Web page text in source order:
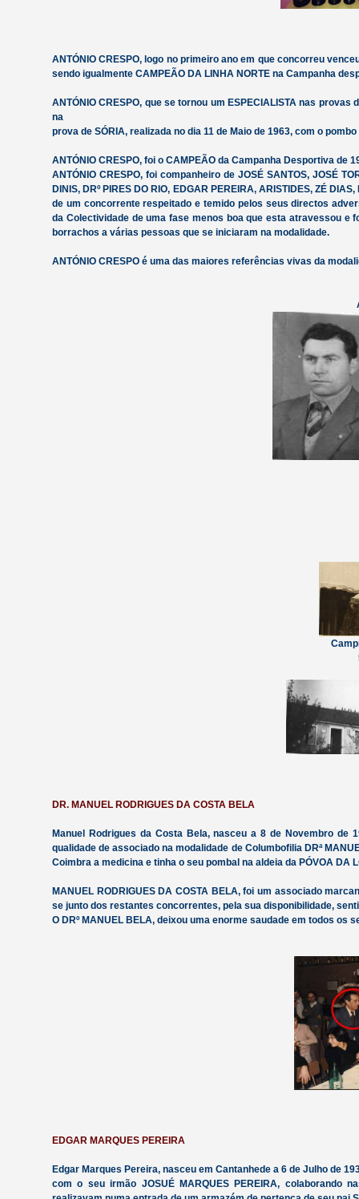
ANTÓNIO CRESPO, logo no primeiro ano em que concorreu
sendo igualmente CAMPEÃO DA LINHA NORTE na Campanha
ANTÓNIO CRESPO, que se tornou um ESPECIALISTA nas
na
prova de SÓRIA, realizada no dia 11 de Maio de 1963, com o
ANTÓNIO CRESPO, foi o CAMPEÃO da Campanha Desportiva
ANTÓNIO CRESPO, foi companheiro de JOSÉ SANTOS, JOSÉ
DINIS, DRº PIRES DO RIO, EDGAR PEREIRA, ARISTIDES, ZÉ
de um concorrente respeitado e temido pelos seus directos
da Colectividade de uma fase menos boa que esta atravessou
borrachos a várias pessoas que se iniciaram na modalidade.
ANTÓNIO CRESPO é uma das maiores referências vivas da
DR. MANUEL RODRIGUES DA COSTA BELA
Manuel Rodrigues da Costa Bela, nasceu a 8 de Novembro
qualidade de associado na modalidade de Columbofilia DRª
Coimbra a medicina e tinha o seu pombal na aldeia da PÓVOA DA
MANUEL RODRIGUES DA COSTA BELA, foi um associado
se junto dos restantes concorrentes, pela sua disponibilidade,
O DRº MANUEL BELA, deixou uma enorme saudade em todos os
EDGAR MARQUES PEREIRA
Edgar Marques Pereira, nasceu em Cantanhede a 6 de Julho de
com o seu irmão JOSUÉ MARQUES PEREIRA, colaborando